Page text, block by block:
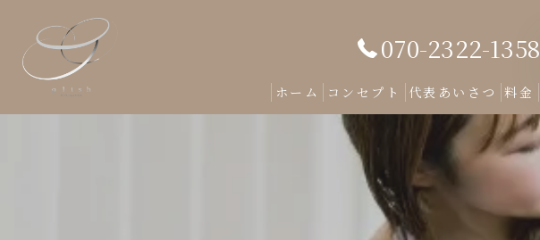
070-2322-1358
ホーム コンセプト 代表あいさつ 料金